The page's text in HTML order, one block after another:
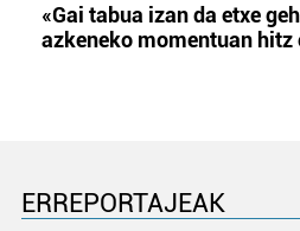
«Gai tabua izan da etxe
azkeneko momentuan hitz
ERREPORTAJEAK